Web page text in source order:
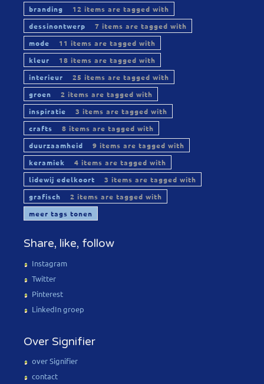
branding
12 items are tagged with
dessinontwerp
7 items are tagged with
mode
11 items are tagged with
kleur
18 items are tagged with
interieur
25 items are tagged with
groen
2 items are tagged with
inspiratie
3 items are tagged with
crafts
8 items are tagged with
duurzaamheid
9 items are tagged with
keramiek
4 items are tagged with
lidewij edelkoort
3 items are tagged with
grafisch
2 items are tagged with
meer tags tonen
Share, like, follow
Instagram
Twitter
Pinterest
LinkedIn groep
Over Signifier
over Signifier
contact